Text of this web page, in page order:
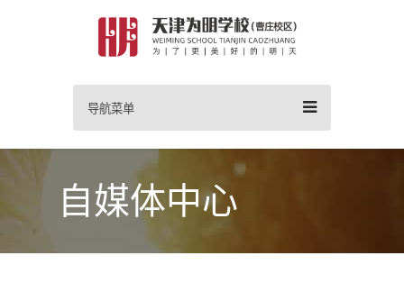
导航菜单
自媒体中心